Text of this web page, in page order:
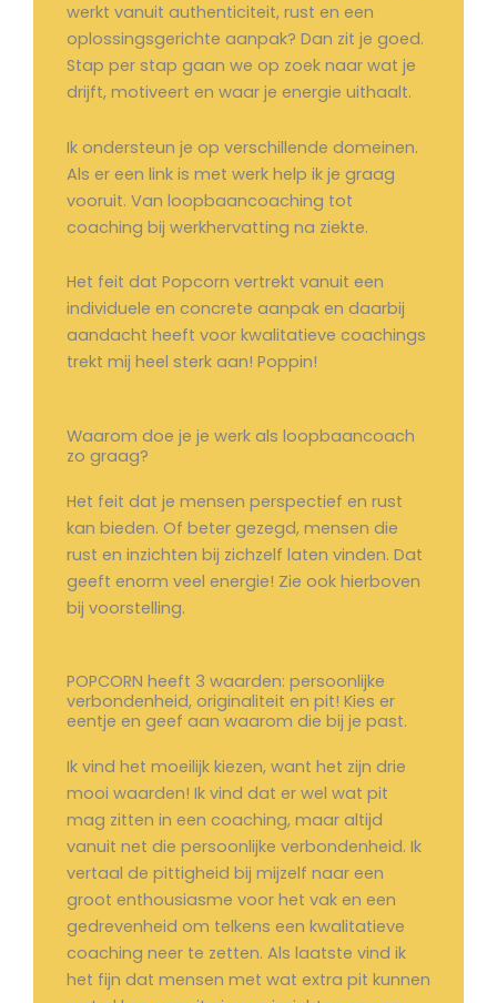
werkt vanuit authenticiteit, rust en een
oplossingsgerichte aanpak? Dan zit je goed.
Stap per stap gaan we op zoek naar wat je
drijft, motiveert en waar je energie uithaalt.
Ik ondersteun je op verschillende domeinen.
Als er een link is met werk help ik je graag
vooruit. Van loopbaancoaching tot
coaching bij werkhervatting na ziekte.
Het feit dat Popcorn vertrekt vanuit een
individuele en concrete aanpak en daarbij
aandacht heeft voor kwalitatieve coachings
trekt mij heel sterk aan! Poppin!
Waarom doe je je werk als loopbaancoach
zo graag?
Het feit dat je mensen perspectief en rust
kan bieden. Of beter gezegd, mensen die
rust en inzichten bij zichzelf laten vinden. Dat
geeft enorm veel energie! Zie ook hierboven
bij voorstelling.
POPCORN heeft 3 waarden: persoonlijke
verbondenheid, originaliteit en pit! Kies er
eentje en geef aan waarom die bij je past.
Ik vind het moeilijk kiezen, want het zijn drie
mooi waarden! Ik vind dat er wel wat pit
mag zitten in een coaching, maar altijd
vanuit net die persoonlijke verbondenheid. Ik
vertaal de pittigheid bij mijzelf naar een
groot enthousiasme voor het vak en een
gedrevenheid om telkens een kwalitatieve
coaching neer te zetten. Als laatste vind ik
het fijn dat mensen met wat extra pit kunnen